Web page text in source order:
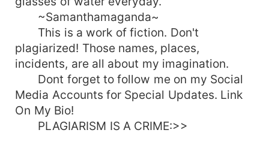
~Samanthamaganda~
This is a work of fiction. Don't
plagiarized! Those names, places,
incidents, are all about my imagination.
Dont forget to follow me on my Social
Media Accounts for Special Updates. Link
On My Bio!
PLAGIARISM IS A CRIME:>>